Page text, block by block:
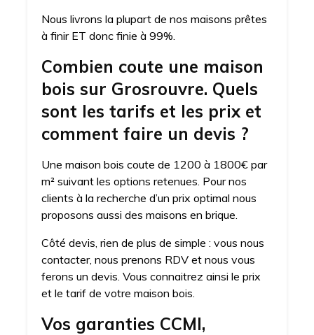
Nous livrons la plupart de nos maisons prêtes
à finir ET donc finie à 99%.
Combien coute une maison
bois sur Grosrouvre. Quels
sont les tarifs et les prix et
comment faire un devis ?
Une maison bois coute de 1200 à 1800€ par
m² suivant les options retenues. Pour nos
clients à la recherche d’un prix optimal nous
proposons aussi des maisons en brique.
Côté devis, rien de plus de simple : vous nous
contacter, nous prenons RDV et nous vous
ferons un devis. Vous connaitrez ainsi le prix
et le tarif de votre maison bois.
Vos garanties CCMI,